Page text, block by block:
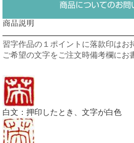
商品についてのお問
商品説明
習字作品の１ポイントに落款印はお
ご希望の文字をご注文時備考欄にお
白文：押印したとき、文字が白色